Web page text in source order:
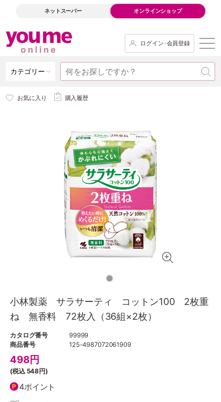
ネットスーパー オンラインショップ
ログイン･会員登録
カテゴリー
お気に入り 購入履歴
小林製薬 サラサーティ コットン100 2枚重
ね 無香料 72枚入（36組×2枚）
カタログ番号
99999
商品番号
125-4987072061909
498円
(税込 548円)
4ポイント